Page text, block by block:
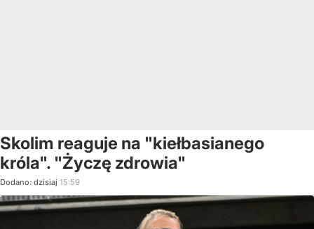
Skolim reaguje na "kiełbasianego
króla". "Życzę zdrowia"
Dodano: dzisiaj 15:59